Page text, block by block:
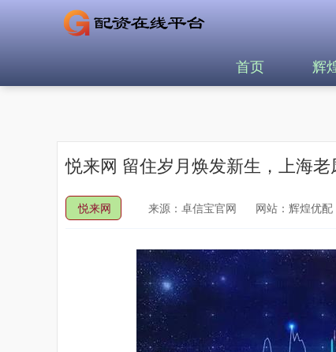
首页 辉
悦来网 留住岁月焕发新生，上海
悦来网 来源：卓信宝官网 网站：辉煌优配